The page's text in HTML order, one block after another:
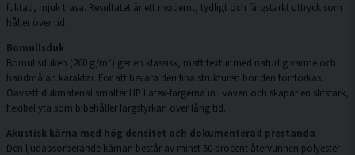
fuktad, mjuk trasa. Resultatet är ett modernt, tydligt och färgstarkt uttryck som
håller över tid.
Bomullsduk
Bomullsduken (260 g/m²) ger en klassisk, matt textur med naturlig värme och
handmålad karaktär. För att bevara den fina strukturen bör den torrtorkas.
Oavsett dukmaterial smälter HP Latex-färgerna in i väven och skapar en slitstark,
flexibel yta som bibehåller färgstyrkan över lång tid.
Akustisk kärna med hög densitet och dokumenterad prestanda
Den ljudabsorberande kärnan består av minst 50 procent återvunnen polyester